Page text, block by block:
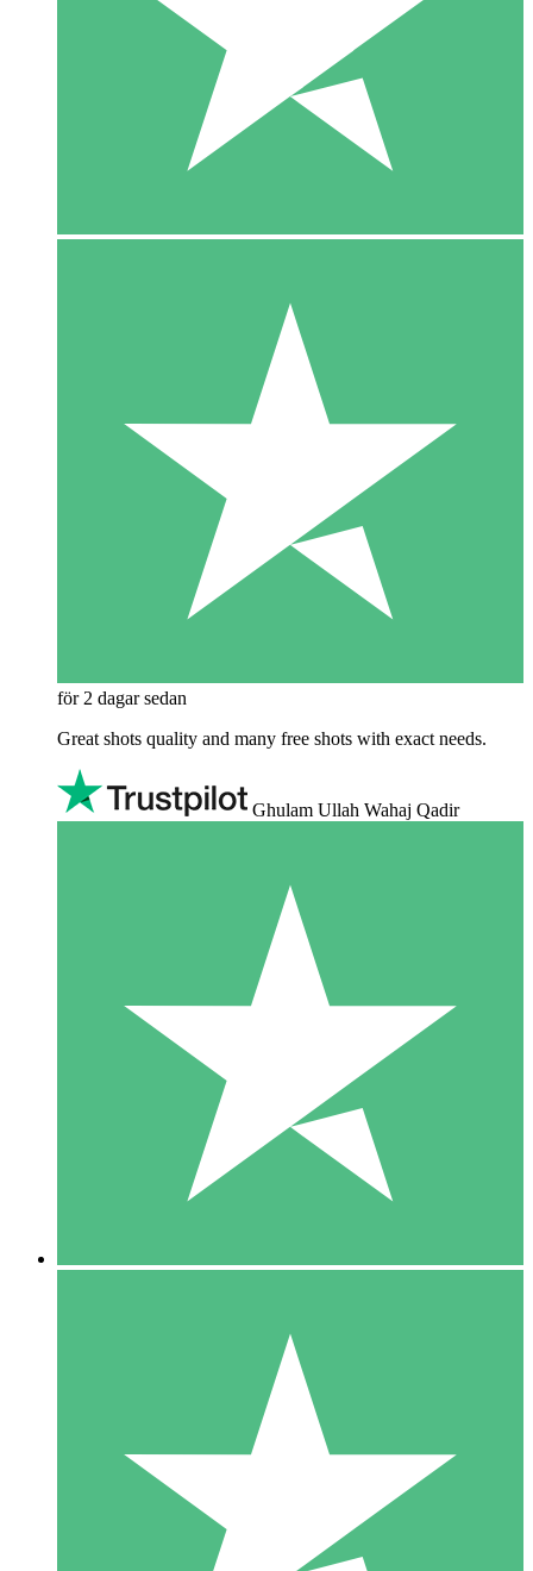
för 2 dagar sedan
Great shots quality and many free shots with exact needs.
Ghulam Ullah Wahaj Qadir